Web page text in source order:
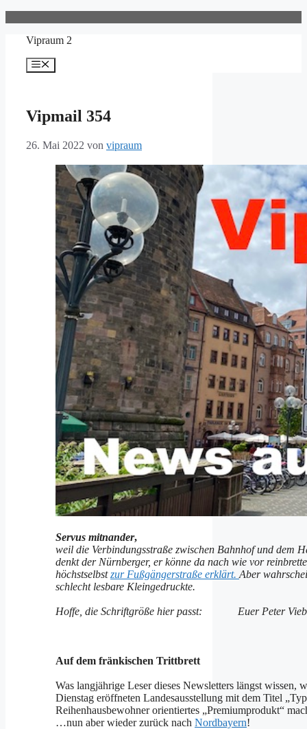
springenVipraum 2
Menü
Vipmail 354
26. Mai 2022 von vipraum
Servus mitnander,
weil die Verbindungsstraße zwischen Bahnhof und dem
denkt der Nürnberger, er könne da nach wie vor
höchstselbstzur Fußgängerstraße erklärt. Aber
schlecht lesbare Kleingedruckte.
Hoffe, die Schriftgröße hier passt: Euer Peter
Auf dem fränkischen Trittbrett
Was langjährige Leser dieses Newsletters längst wissen,
Dienstag eröffneten Landesausstellung mit dem Titel
Reihenhausbewohner orientiertes „Premiumprodukt“
…nun aber wieder zurück nach Nordbayern!